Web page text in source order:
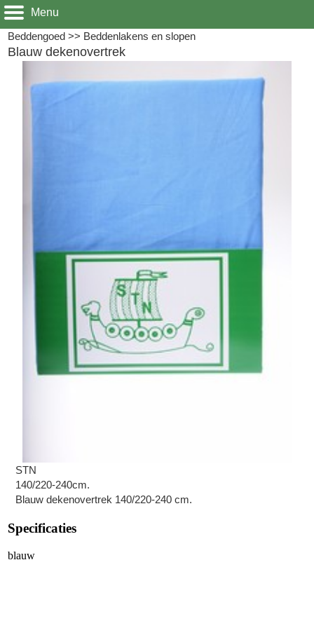
Menu
Beddengoed >> Beddenlakens en slopen
Blauw dekenovertrek
STN
140/220-240cm.
Blauw dekenovertrek 140/220-240 cm.
Specificaties
blauw